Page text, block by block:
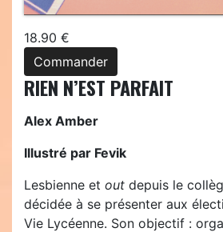
18.90 €
Commander
RIEN N’EST PARFAIT
Alex Amber
Illustré par Fevik
Lesbienne et out depuis le
décidée à se présenter aux
Vie Lycéenne. Son objectif :